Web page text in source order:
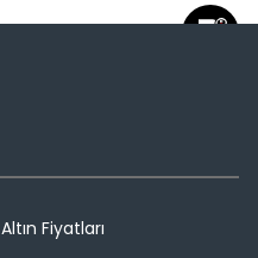
Altın Fiyatları